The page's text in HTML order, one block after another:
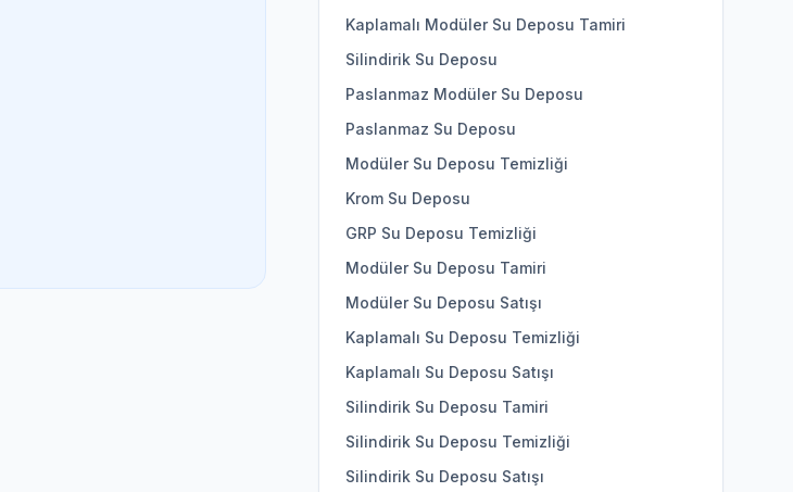
Kaplamalı Modüler Su Deposu Tamiri
Silindirik Su Deposu
Paslanmaz Modüler Su Deposu
Paslanmaz Su Deposu
Modüler Su Deposu Temizliği
Krom Su Deposu
GRP Su Deposu Temizliği
Modüler Su Deposu Tamiri
Modüler Su Deposu Satışı
Kaplamalı Su Deposu Temizliği
Kaplamalı Su Deposu Satışı
Silindirik Su Deposu Tamiri
Silindirik Su Deposu Temizliği
Silindirik Su Deposu Satışı